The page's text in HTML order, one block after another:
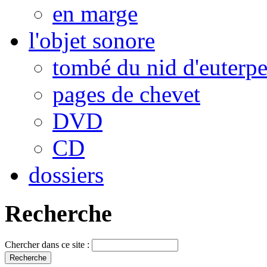
en marge
l'objet sonore
tombé du nid d'euterpe
pages de chevet
DVD
CD
dossiers
Recherche
Chercher dans ce site :